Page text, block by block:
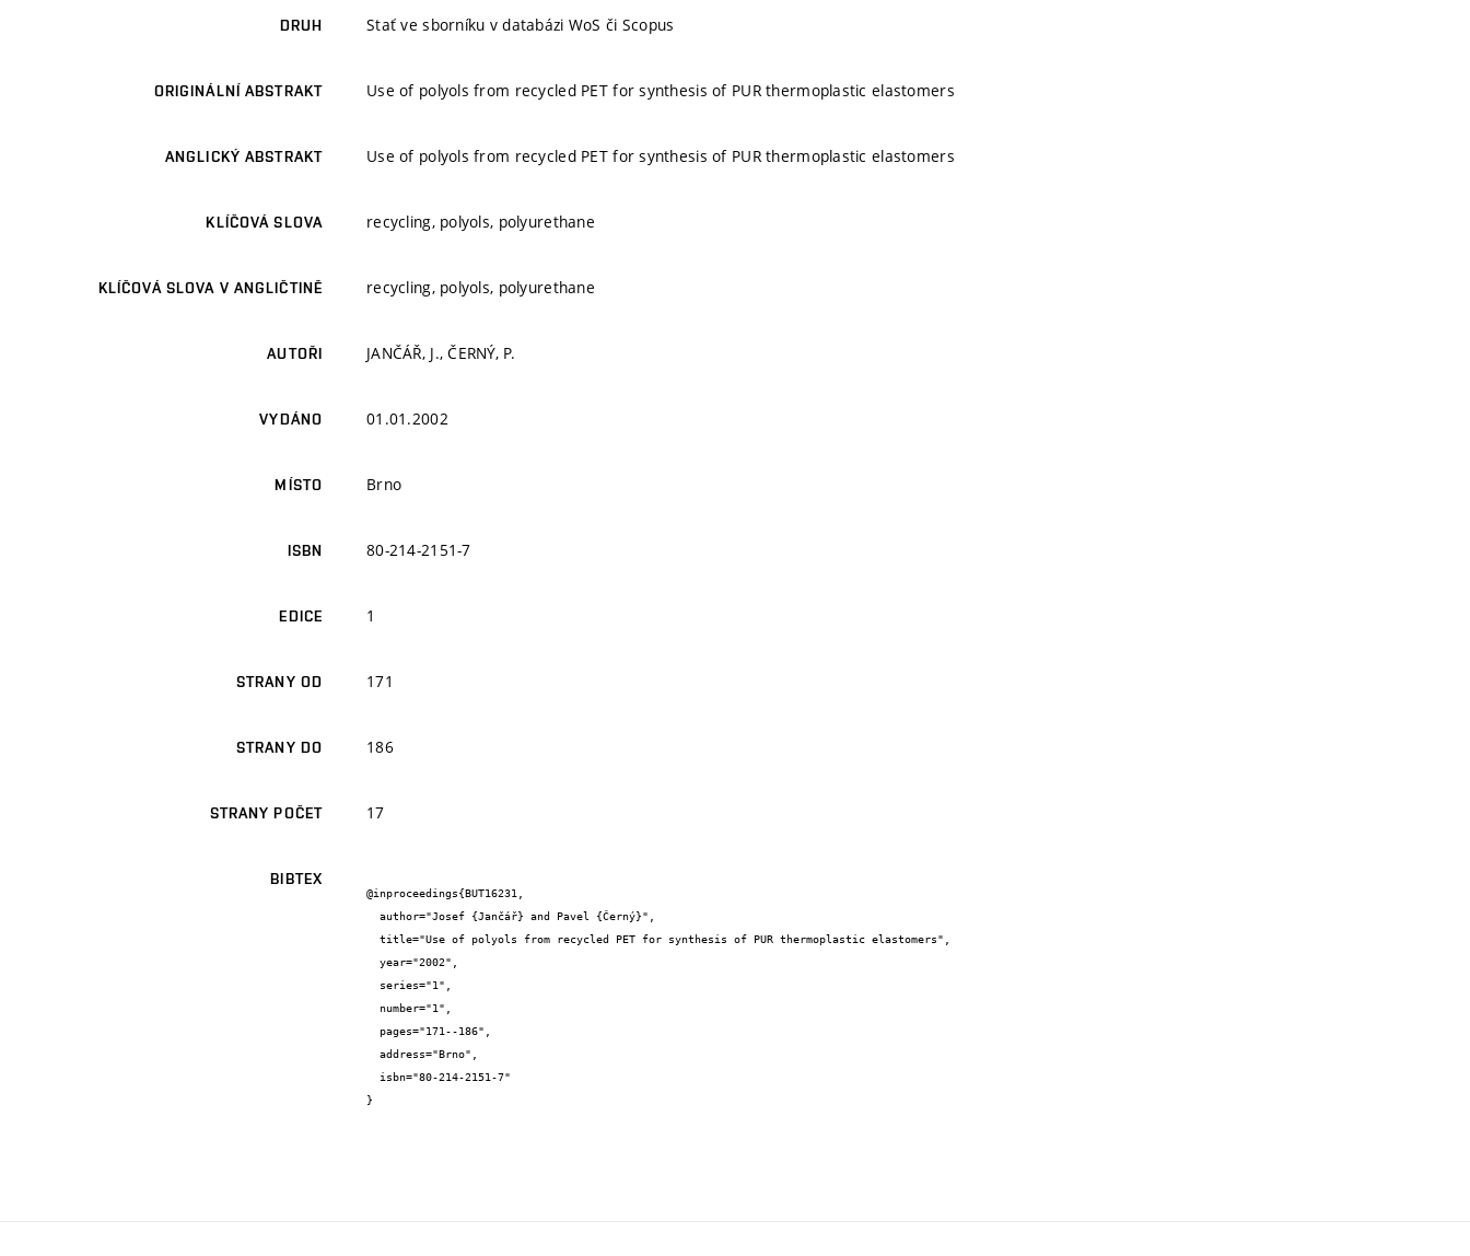
DRUH Stať ve sborníku v databázi WoS či Scopus
ORIGINÁLNÍ ABSTRAKT Use of polyols from recycled PET for synthesis of PUR thermoplastic elastomers
ANGLICKÝ ABSTRAKT Use of polyols from recycled PET for synthesis of PUR thermoplastic elastomers
KLÍČOVÁ SLOVA recycling, polyols, polyurethane
KLÍČOVÁ SLOVA V ANGLIČTINĚ recycling, polyols, polyurethane
AUTOŘI JANČÁŘ, J., ČERNÝ, P.
VYDÁNO 01.01.2002
MÍSTO Brno
ISBN 80-214-2151-7
EDICE 1
STRANY OD 171
STRANY DO 186
STRANY POČET 17
BIBTEX
@inproceedings{BUT16231,
}